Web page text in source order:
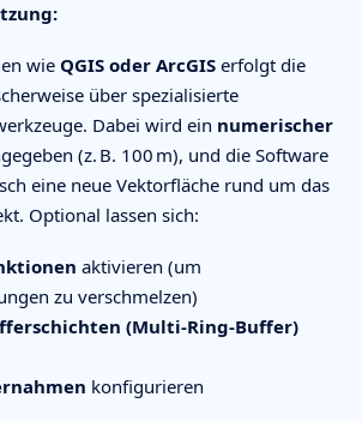
wie QGIS oder ArcGIS erfolgt die
über spezialisierte
Dabei wird ein numerischer
(z. B. 100 m), und die Software
eine neue Vektorfläche rund um das
Optional lassen sich:
aktivieren (um
zu verschmelzen)
(Multi-Ring-Buffer)
konfigurieren